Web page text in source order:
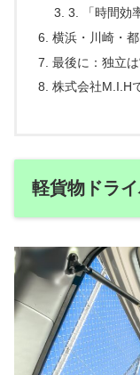
3. 「時間効
横浜・川崎・
最後に：独立は
株式会社M.I.H
軽貨物ドラ